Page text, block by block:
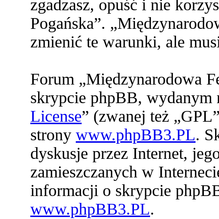
zgadzasz, opuść i nie
Pogańska”.
zmienić te warunki, ale
Forum „Międzynarodowa
skrypcie phpBB, wydanym
License” (zwanej też
strony www.phpBB3.PL.
dyskusje przez Internet,
zamieszczanych w
informacji o skrypcie
www.phpBB3.PL.